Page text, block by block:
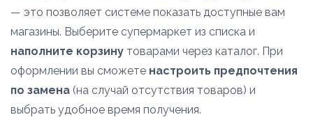
— это позволяет системе показать доступные вам
магазины. Выберите супермаркет из списка и
наполните корзину товарами через каталог. При
оформлении вы сможете настроить предпочтения
по замена (на случай отсутствия товаров) и
выбрать удобное время получения.